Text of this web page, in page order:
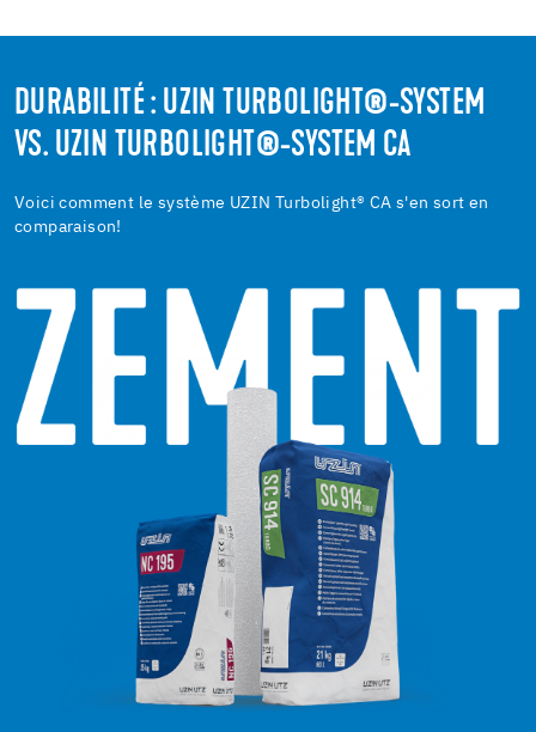
DURABILITÉ : UZIN TURBOLIGHT®-SYSTEM
VS. UZIN TURBOLIGHT®-SYSTEM CA
Voici comment le système UZIN Turbolight® CA s'en sort en
comparaison!